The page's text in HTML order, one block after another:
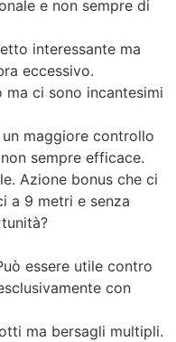
e non sempre di
interessante ma
eccessivo.
ma ci sono incantesimi
maggiore controllo
sempre efficace.
Azione bonus che ci
a 9 metri e senza
essere utile contro
con
ma bersagli multipli.